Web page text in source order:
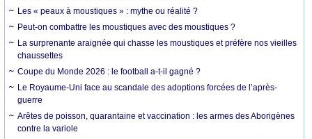
Les « peaux à moustiques » : mythe ou réalité ?
Peut-on combattre les moustiques avec des moustiques ?
La surprenante araignée qui chasse les moustiques et préfère nos vieilles
chaussettes
Coupe du Monde 2026 : le football a-t-il gagné ?
Le Royaume-Uni face au scandale des adoptions forcées de l’après-
guerre
Arêtes de poisson, quarantaine et vaccination : les armes des Aborigènes
contre la variole